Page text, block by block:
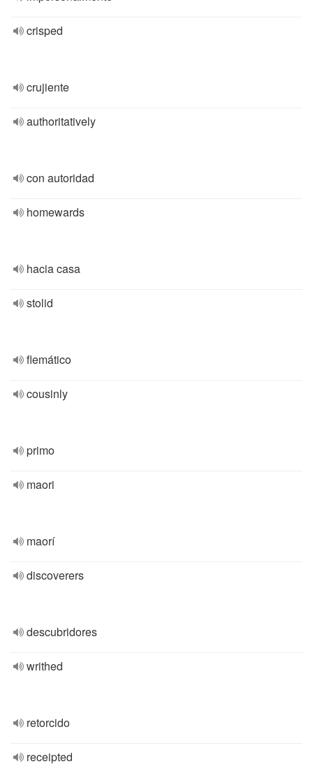
crisped
crujiente
authoritatively
con autoridad
homewards
hacia casa
stolid
flemático
cousinly
primo
maori
maorí
discoverers
descubridores
writhed
retorcido
receipted